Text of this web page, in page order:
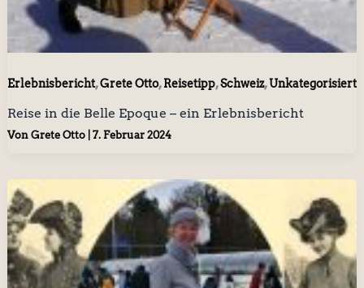
Erlebnisbericht,Grete Otto,Reisetipp,Schweiz,Unkategorisiert
Reise in die Belle Epoque – ein Erlebnisbericht
Von Grete Otto 7. Februar 2024